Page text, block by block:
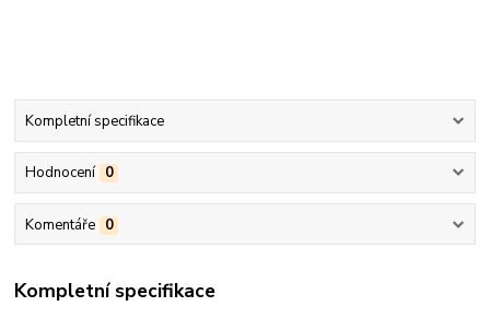
Kompletní specifikace
Hodnocení 0
Komentáře 0
Kompletní specifikace